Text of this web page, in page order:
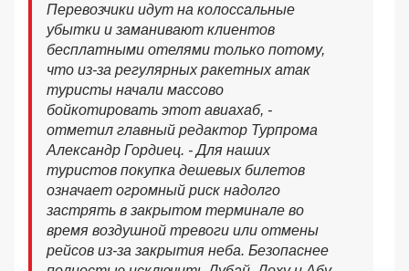
Перевозчики идут на колоссальные
убытки и заманивают клиентов
бесплатными отелями только потому,
что из-за регулярных ракетных атак
туристы начали массово
бойкотировать этот авиахаб, -
отметил главный редактор Турпрома
Александр Гордиец. - Для наших
туристов покупка дешевых билетов
означает огромный риск надолго
застрять в закрытом терминале во
время воздушной тревоги или отмены
рейсов из-за закрытия неба. Безопаснее